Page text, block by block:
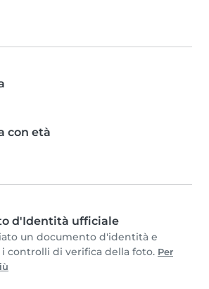
con età
d'Identità ufficiale
un documento d'identità e
controlli di verifica della foto. Per